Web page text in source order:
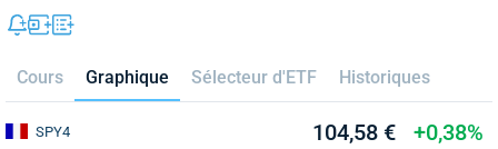
Cours Graphique Sélecteur d'ETF Historiques
SPY4 104,58 € +0,38%